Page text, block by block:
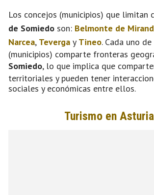
Los concejos (municipios) que limitan
de Somiedo son: Belmonte de
Narcea, Teverga y Tineo. Cada uno
(municipios) comparte fronteras
Somiedo, lo que implica que
territoriales y pueden tener
sociales y económicas entre ellos.